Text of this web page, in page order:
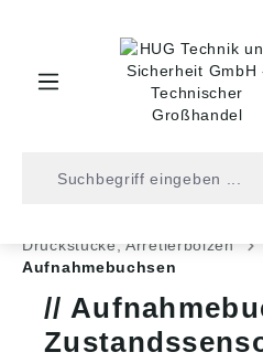
Druckstücke, Arretierbolzen
Aufnahmebuchsen